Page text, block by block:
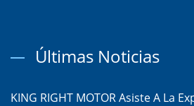
Últimas Noticias
KING RIGHT MOTOR Asiste A La